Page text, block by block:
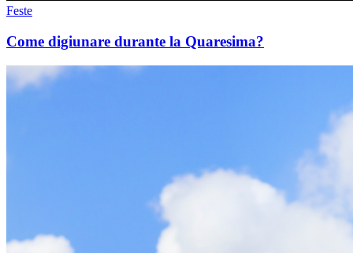
Feste
Come digiunare durante la Quaresima?